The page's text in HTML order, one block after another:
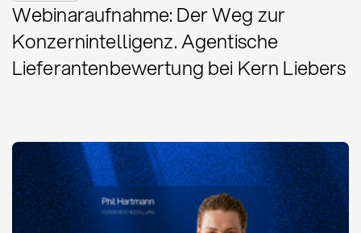
Webinaraufnahme: Der Weg zur
Konzernintelligenz. Agentische
Lieferantenbewertung bei Kern Liebers